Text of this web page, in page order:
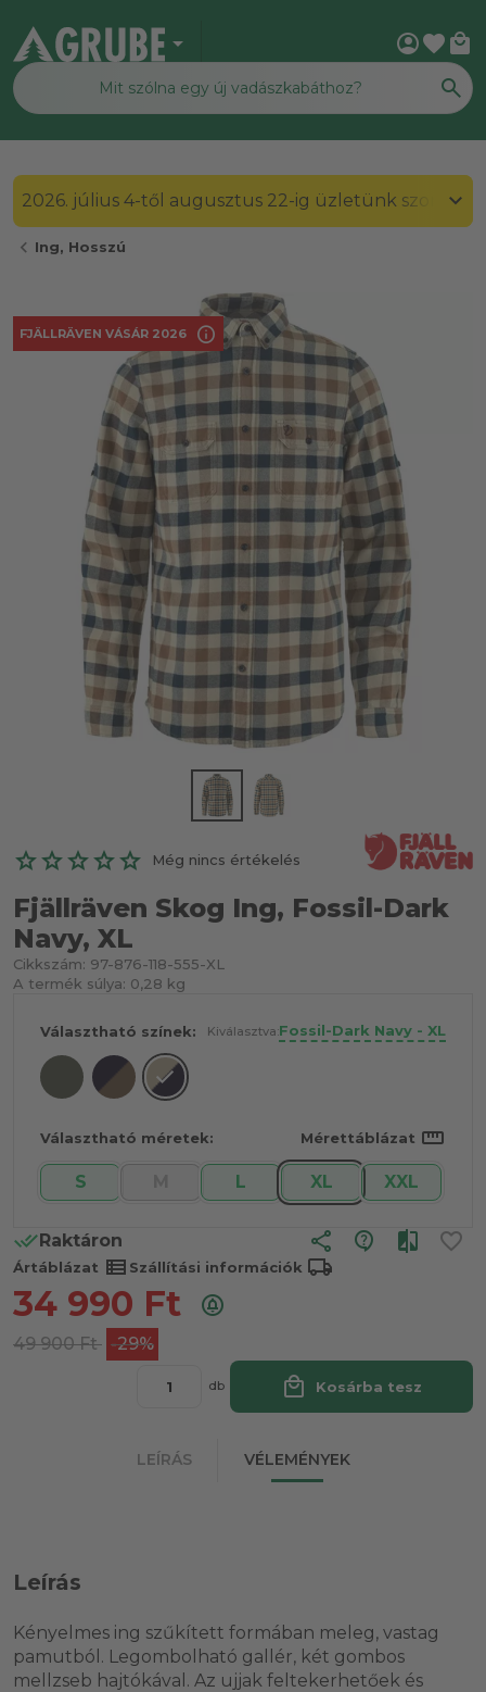
arrow_drop_down account_circlefavorite local_mall
2026. július 4-től augusztus 22-ig üzletünk
chevron_left Ing, Hosszú
FJÄLLRÄVEN VÁSÁR 2026 info
Még nincs értékelés
Fjällräven Skog Ing, Fossil-Dark
Navy, XL
Cikkszám: 97-876-118-555-XL
A termék súlya: 0,28 kg
Választható színek: Kiválasztva:Fossil-Dark Navy - XL
Választható méretek: Mérettáblázat straighten
S L XL XXL
Raktáron share
Ártáblázat view_list Szállítási információk local_shipping
34 990 Ft
49 900 Ft -29%
db local_mall Kosárba tesz
LEÍRÁS VÉLEMÉNYEK
Leírás
Kényelmes ing szűkített formában meleg, vastag
pamutból. Legombolható gallér, két gombos
mellzseb hajtókával. Az ujjak feltekerhetőek és